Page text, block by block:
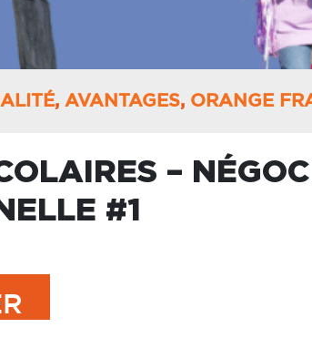
, AVANTAGES, ORANGE
–
#1